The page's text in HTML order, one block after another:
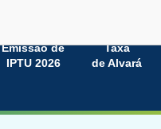
Emissão de
IPTU 2026
Taxa
de Alvará